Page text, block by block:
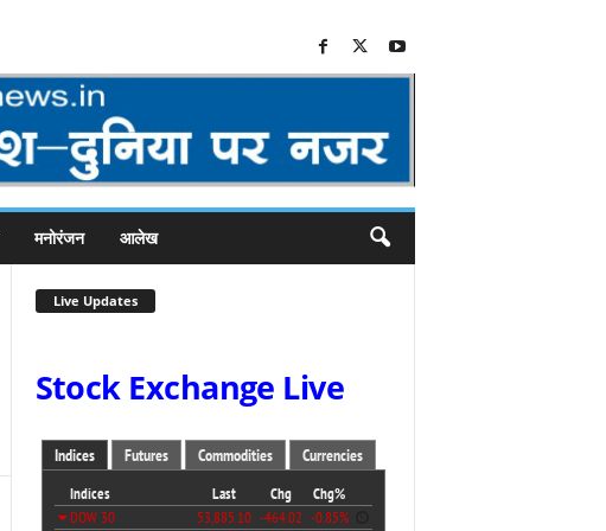
मनोरंजन आलेख
Live Updates
Stock Exchange Live